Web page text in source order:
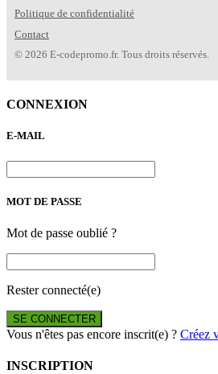
Politique de confidentialité
Contact
© 2026 E-codepromo.fr. Tous droits réservés.
CONNEXION
E-MAIL
MOT DE PASSE
Mot de passe oublié ?
Rester connecté(e)
SE CONNECTER
Vous n'êtes pas encore inscrit(e) ? Créez
INSCRIPTION